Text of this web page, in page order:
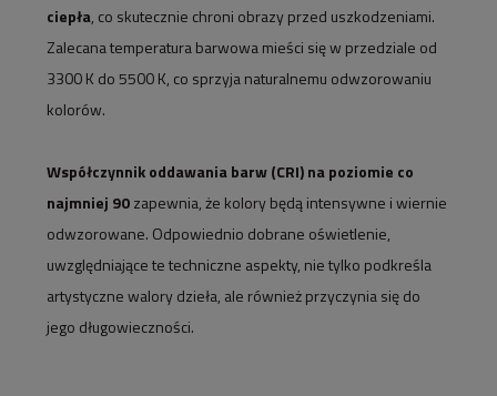
ciepła, co skutecznie chroni obrazy przed uszkodzeniami.
Zalecana temperatura barwowa mieści się w przedziale od
3300 K do 5500 K, co sprzyja naturalnemu odwzorowaniu
kolorów.
Współczynnik oddawania barw (CRI) na poziomie co
najmniej 90zapewnia, że kolory będą intensywne i wiernie
odwzorowane. Odpowiednio dobrane oświetlenie,
uwzględniające te techniczne aspekty, nie tylko podkreśla
artystyczne walory dzieła, ale również przyczynia się do
jego długowieczności.